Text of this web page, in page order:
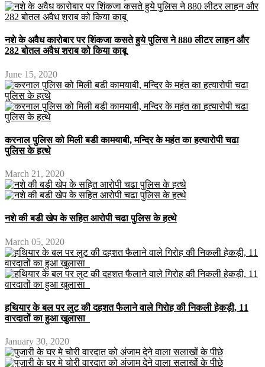
नशे के अवैध कारोबार पर शिंकजा कसते हुये पुलिस ने 880 लीटर लाहन और
282 बोतल अवैध शराब को किया काबू
June 15, 2020
करनाल पुलिस को मिली बडी कामयाबी, मन्दिर के महंत का हत्यारोपी चढा
पुलिस के हत्थे
March 21, 2020
नशे की बडी खेप के सहित आरोपी चढा पुलिस के हत्थे
March 05, 2020
हथियार के बल पर लुट की दहशत फैलाने वाले गिरोह की निकली हेकड़ी, 11
वारदातों का हुआ खुलासा
January 30, 2020